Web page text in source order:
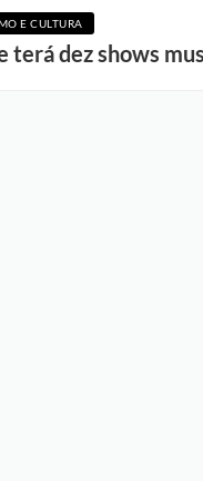
E CULTURA
terá dez shows